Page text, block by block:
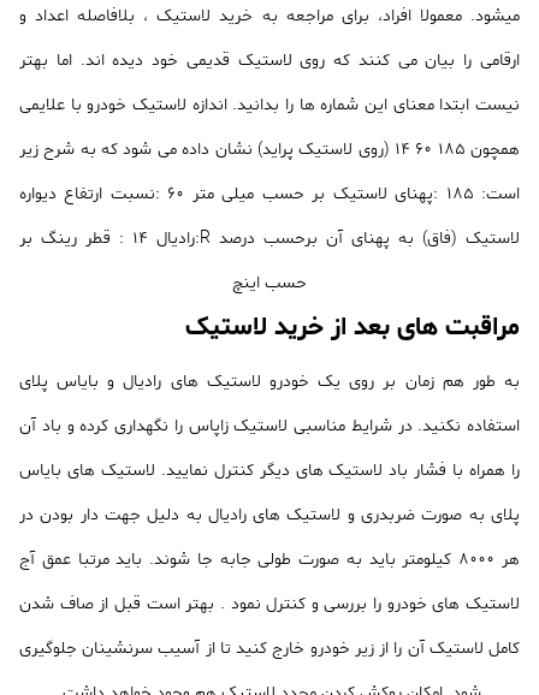
میشود. معمولا افراد، برای مراجعه به خرید لاستیک ، بلافاصله اعداد و
ارقامی را بیان می کنند که روی لاستیک قدیمی خود دیده اند. اما بهتر
نیست ابتدا معنای این شماره ها را بدانید. اندازه لاستیک خودرو با علایمی
همچون 185 60 14 (روی لاستیک پراید) نشان داده می شود که به شرح زیر
است: 185 :پهنای لاستیک بر حسب میلی متر 60 :نسبت ارتفاع دیواره
لاستیک (فاق) به پهنای آن برحسب درصد R:رادیال 14 : قطر رینگ بر
حسب اینچ
مراقبت های بعد از خرید لاستیک
به طور هم زمان بر روی یک خودرو لاستیک های رادیال و بایاس پلای
استفاده نکنید. در شرایط مناسبی لاستیک زاپاس را نگهداری کرده و باد آن
را همراه با فشار باد لاستیک های دیگر کنترل نمایید. لاستیک های بایاس
پلای به صورت ضربدری و لاستیک های رادیال به دلیل جهت دار بودن در
هر 8000 کیلومتر باید به صورت طولی جابه جا شوند. باید مرتبا عمق آج
لاستیک های خودرو را بررسی و کنترل نمود . بهتر است قبل از صاف شدن
کامل لاستیک آن را از زیر خودرو خارج کنید تا از آسیب سرنشینان جلوگیری